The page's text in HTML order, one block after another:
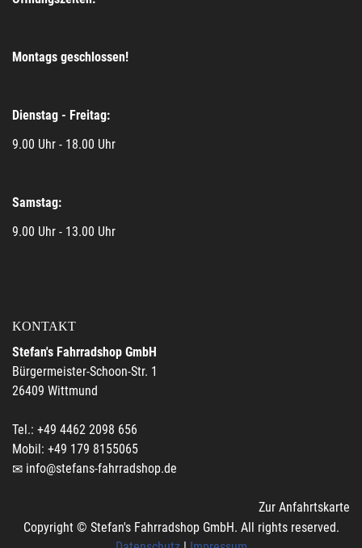
Montags geschlossen!
Dienstag - Freitag:
9.00 Uhr - 18.00 Uhr
Samstag:
9.00 Uhr - 13.00 Uhr
KONTAKT
Stefan's Fahrradshop GmbH
Bürgermeister-Schoon-Str. 1
26409 Wittmund
Tel.: +49 4462 2098 656
Mobil: +49 179 8155065
info@stefans-fahrradshop.de
Zur Anfahrtskarte
Copyright © Stefan's Fahrradshop GmbH. All rights reserved.